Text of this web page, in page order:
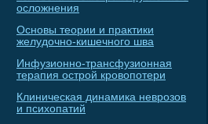
осложнения
Основы теории и практики
желудочно-кишечного шва
Инфузионно-трансфузионная
терапия острой кровопотери
Клиническая динамика неврозов
и психопатий